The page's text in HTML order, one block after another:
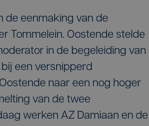
de eenmaking van de
Tommelein. Oostende stelde
in de begeleiding van
een versnipperd
naar een nog hoger
van de twee
werken AZ Damiaan en de